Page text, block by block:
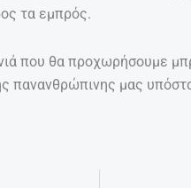
τα εμπρός.
που θα προχωρήσουμε
πανανθρώπινης μας